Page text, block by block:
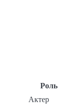
Роль
Актер